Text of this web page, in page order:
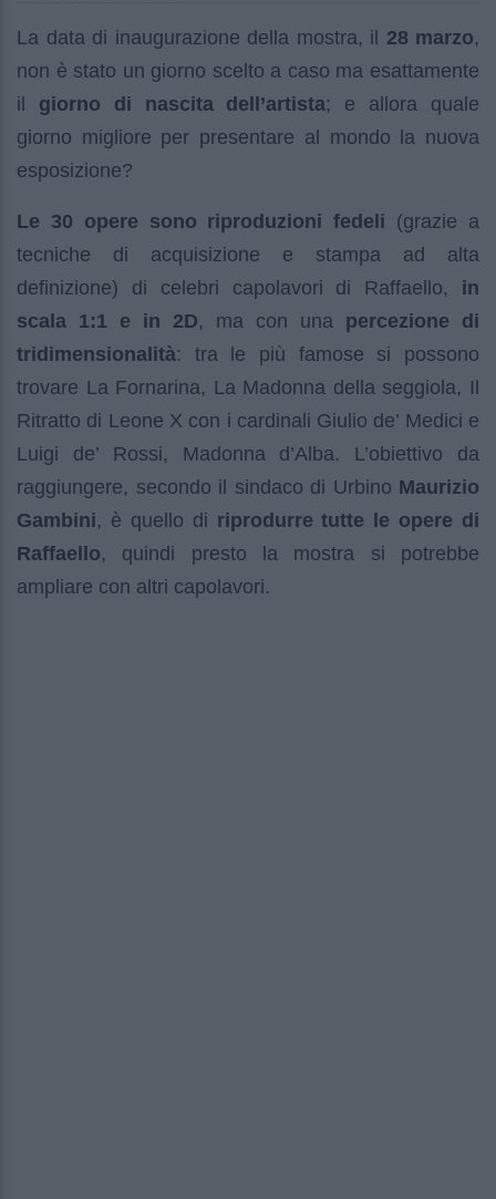
La data di inaugurazione della mostra, il 28 marzo,
non è stato un giorno scelto a caso ma esattamente
il giorno di nascita dell’artista; e allora quale
giorno migliore per presentare al mondo la nuova
esposizione?
Le 30 opere sono riproduzioni fedeli (grazie a
tecniche di acquisizione e stampa ad alta
definizione) di celebri capolavori di Raffaello,
in
scala 1:1 e in 2D, ma con una percezione di
tridimensionalità: tra le più famose si possono
trovare La Fornarina, La Madonna della seggiola, Il
Ritratto di Leone X con i cardinali Giulio de’ Medici e
Luigi de’ Rossi, Madonna d’Alba. L’obiettivo da
raggiungere, secondo il sindaco di Urbino Maurizio
Gambini, è quello di riprodurre tutte le opere di
Raffaello, quindi presto la mostra si potrebbe
ampliare con altri capolavori.